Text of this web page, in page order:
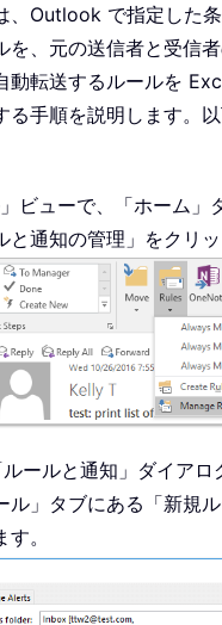
、Outlook で指定した
を、元の送信者と受信
動転送するルールを
る手順を説明します。
ビューで、「ホーム」
と通知の管理」をクリッ
ールと通知」ダイアロ
ル」タブにある「新規
。